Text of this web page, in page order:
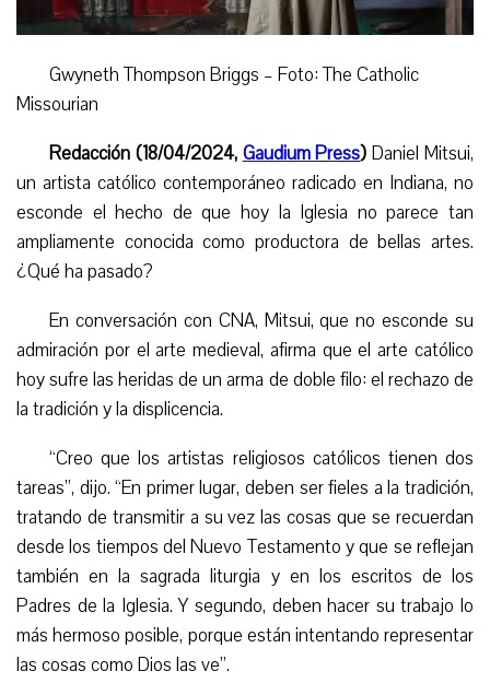
Gwyneth Thompson Briggs – Foto: The Catholic
Missourian
Redacción (18/04/2024, Gaudium Press) Daniel Mitsui,
un artista católico contemporáneo radicado en Indiana, no
esconde el hecho de que hoy la Iglesia no parece tan
ampliamente conocida como productora de bellas artes.
¿Qué ha pasado?
En conversación con CNA, Mitsui, que no esconde su
admiración por el arte medieval, afirma que el arte católico
hoy sufre las heridas de un arma de doble filo: el rechazo de
la tradición y la displicencia.
“Creo que los artistas religiosos católicos tienen dos
tareas”, dijo. “En primer lugar, deben ser fieles a la tradición,
tratando de transmitir a su vez las cosas que se recuerdan
desde los tiempos del Nuevo Testamento y que se reflejan
también en la sagrada liturgia y en los escritos de los
Padres de la Iglesia. Y segundo, deben hacer su trabajo lo
más hermoso posible, porque están intentando representar
las cosas como Dios las ve”.